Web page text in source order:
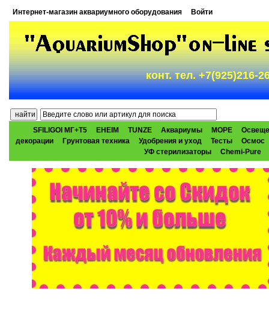
Интернет-магазин аквариумного оборудования Войти
конт. тел. +7(925)216-
SFILIGOI МГ+Т5 EHEIM TUNZE Аквариумы МОРЕ
декорации
Грунтовая техника Удобрения и уход Тесты
Осмос
УФ стерилизаторы
Chemi-Pure